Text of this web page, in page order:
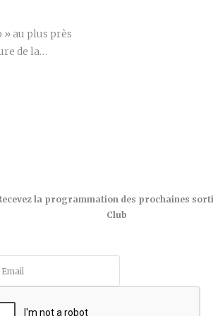
» au plus près
de la…
la programmation des prochaines
Club